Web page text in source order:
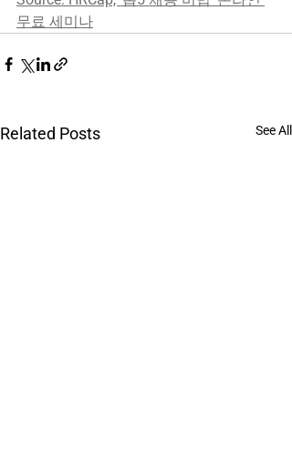
무료 세미나
Related Posts See All